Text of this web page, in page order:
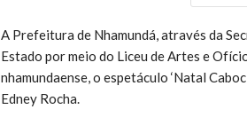
A Prefeitura de Nhamundá, através da
Estado por meio do Liceu de Artes e
nhamundaense, o espetáculo ‘Natal
Edney Rocha.